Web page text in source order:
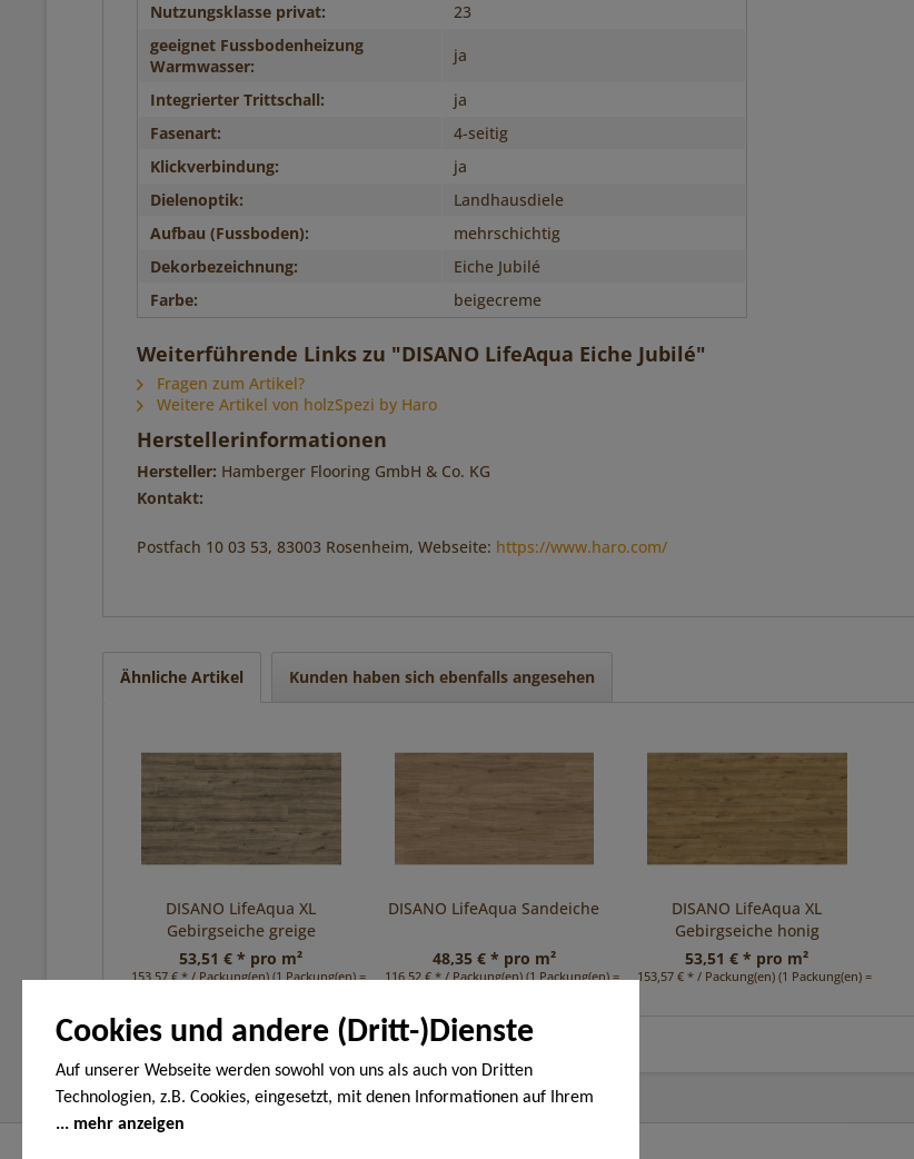
Cookies und andere (Dritt-)Dienste
Auf unserer Webseite werden sowohl von uns als auch von Dritten
Technologien, z.B. Cookies, eingesetzt, mit denen Informationen auf Ihrem
Endgerät gespeichert und/oder von Ihrem Endgerät abgerufen werden. Bei
mehr anzeigen
Nutzungsklasse privat:
23
geeignet Fussbodenheizung
Warmwasser:
ja
Integrierter Trittschall:
ja
Fasenart:
4-seitig
Klickverbindung:
ja
Dielenoptik:
Landhausdiele
Aufbau (Fussboden):
mehrschichtig
Dekorbezeichnung:
Eiche Jubilé
Farbe:
beigecreme
Weiterführende Links zu "DISANO LifeAqua Eiche Jubilé"
Fragen zum Artikel?
Weitere Artikel von holzSpezi by Haro
Herstellerinformationen
Hersteller: Hamberger Flooring GmbH & Co. KG
Kontakt:
Postfach 10 03 53, 83003 Rosenheim, Webseite: https://www.haro.com/
Ähnliche Artikel Kunden haben sich ebenfalls angesehen
DISANO LifeAqua XL
Gebirgseiche greige
53,51 € * pro m²
153,57 € * / Packung(en) (1 Packung(en) = 2,87 m²)
DISANO LifeAqua Sandeiche
48,35 € * pro m²
116,52 € * / Packung(en) (1 Packung(en) = 2,41 m²)
DISANO LifeAqua XL
Gebirgseiche honig
53,51 € * pro m²
153,57 € * / Packung(en) (1 Packung(en) = 2,87 m²)